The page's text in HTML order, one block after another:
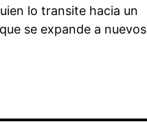
lo transite hacia un
se expande a nuevos